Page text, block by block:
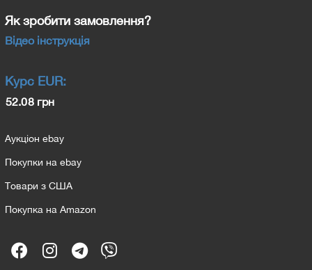
Як зробити замовлення?
Відео інструкція
Курс EUR:
52.08 грн
Аукціон ebay
Покупки на ebay
Товари з США
Покупка на Amazon